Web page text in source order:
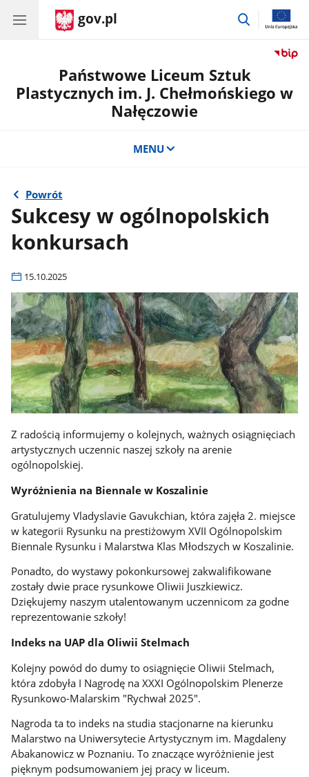
gov.pl
przejdź
Państwowe Liceum Sztuk
Plastycznych im. J. Chełmońskiego w
Nałęczowie
MENU
Powrót
Sukcesy w ogólnopolskich
konkursach
15.10.2025
Z radością informujemy o kolejnych, ważnych osiągnięciach
artystycznych uczennic naszej szkoły na arenie
ogólnopolskiej.
Wyróżnienia na Biennale w Koszalinie
Gratulujemy Vladyslavie Gavukchian, która zajęła 2. miejsce
w kategorii Rysunku na prestiżowym XVII Ogólnopolskim
Biennale Rysunku i Malarstwa Klas Młodszych w Koszalinie.
Ponadto, do wystawy pokonkursowej zakwalifikowane
zostały dwie prace rysunkowe Oliwii Juszkiewicz.
Dziękujemy naszym utalentowanym uczennicom za godne
reprezentowanie szkoły!
Indeks na UAP dla Oliwii Stelmach
Kolejny powód do dumy to osiągnięcie Oliwii Stelmach,
która zdobyła I Nagrodę na XXXI Ogólnopolskim Plenerze
Rysunkowo-Malarskim "Rychwał 2025".
Nagroda ta to indeks na studia stacjonarne na kierunku
Malarstwo na Uniwersytecie Artystycznym im. Magdaleny
Abakanowicz w Poznaniu. To znaczące wyróżnienie jest
pięknym podsumowaniem jej pracy w liceum.